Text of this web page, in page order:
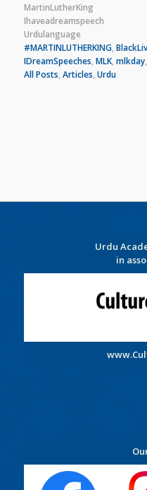
MartinLutherKing
Ihaveadreamspeech
Urdulanguage
#MARTINLUTHERKING,
IDreamSpeeches, MLK, mlkday,
All Posts, Articles, Urdu
Urdu
in